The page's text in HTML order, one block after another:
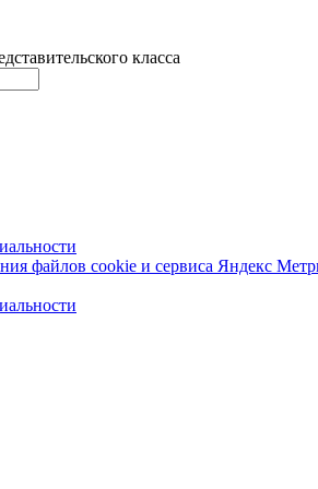
класса
файлов cookie и сервиса Яндекс